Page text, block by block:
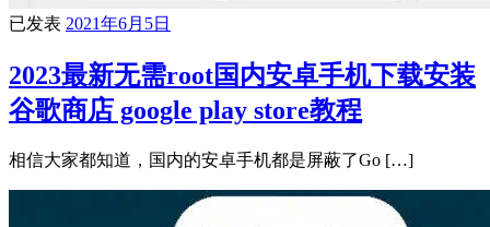
已发表 2021年6月5日
2023最新无需root国内安卓手机下载安装
谷歌商店 google play store教程
相信大家都知道，国内的安卓手机都是屏蔽了Go […]